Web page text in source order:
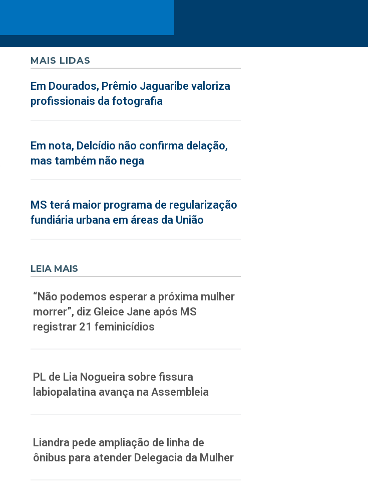
MAIS LIDAS
Em Dourados, Prêmio Jaguaribe valoriza
profissionais da fotografia
Em nota, Delcídio não confirma delação,
mas também não nega
MS terá maior programa de regularização
fundiária urbana em áreas da União
LEIA MAIS
“Não podemos esperar a próxima mulher
morrer”, diz Gleice Jane após MS
registrar 21 feminicídios
PL de Lia Nogueira sobre fissura
labiopalatina avança na Assembleia
Liandra pede ampliação de linha de
ônibus para atender Delegacia da Mulher